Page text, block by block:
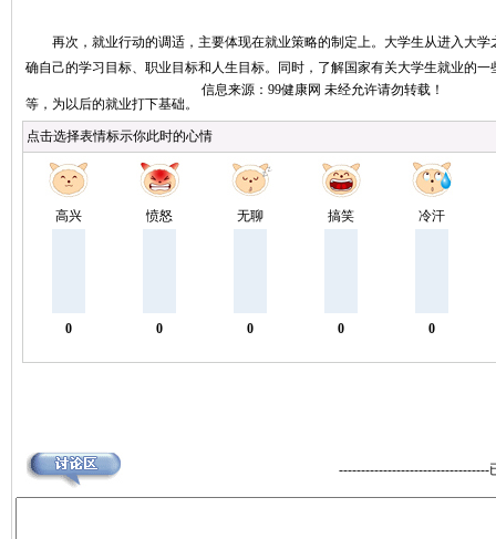
再次，就业行动的调适，主要体现在就业策略的制定上。大学生从进入大学
确自己的学习目标、职业目标和人生目标。同时，了解国家有关大学生就业的
等，为以后的就业打下基础。
点击选择表情标示你此时的心情
高兴
0
愤怒
0
无聊
0
搞笑
0
冷汗
0
----------------------------------